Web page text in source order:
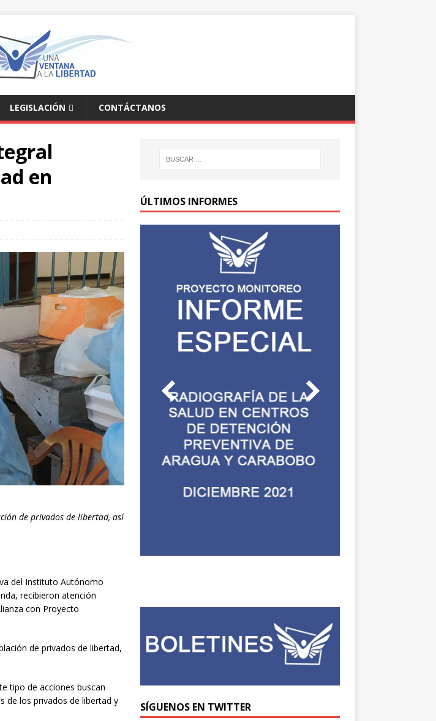
LEGISLACIÓN CONTÁCTANOS
en
de privados de libertad, así
del Instituto Autónomo
recibieron atención
con Proyecto
de privados de libertad,
tipo de acciones buscan
de los privados de libertad y
ÚLTIMOS INFORMES
SÍGUENOS EN TWITTER